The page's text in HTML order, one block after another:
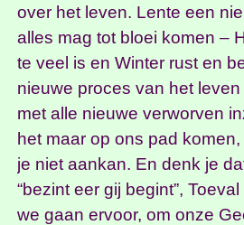
over het leven. Lente een
alles mag tot bloei komen –
te veel is en Winter rust en
nieuwe proces van het
met alle nieuwe verworven
het maar op ons pad
je niet aankan. En denk je
“bezint eer gij begint”,
we gaan ervoor, om onze